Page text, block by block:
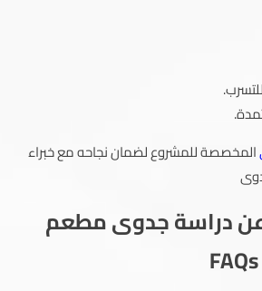
المخصصة للمشروع لضمان نجاحه مع خبراء
دراسة جدوى مطعم